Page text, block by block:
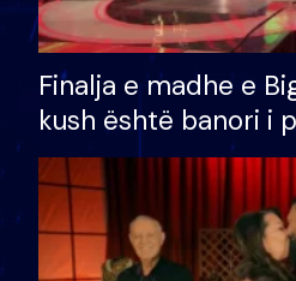
Finalja e madhe e
kush është banori i
shtëpinë dhe humb
të fituar çmimin e